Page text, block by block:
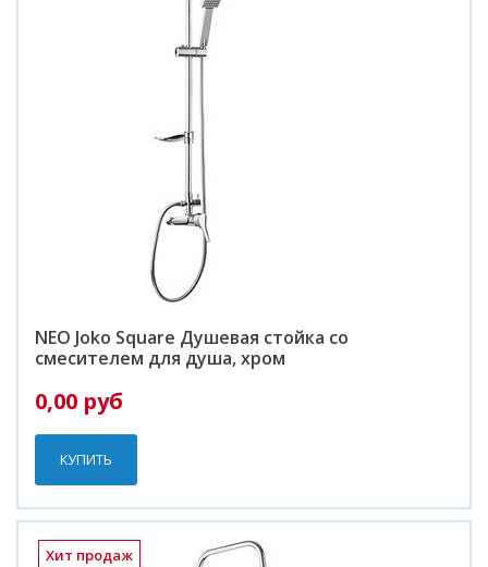
NEO Joko Square Душевая стойка со
смесителем для душа, хром
0,00 руб
КУПИТЬ
Хит продаж